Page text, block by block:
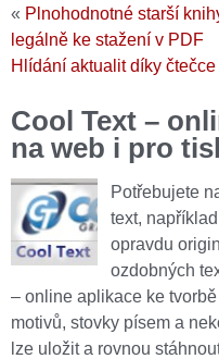
« Plnohodnotné starší
legálně ke stažení v PDF
Hlídání aktualit díky
Cool Text –
na web i pro
Potřebujete
text,
opravdu
ozdobných
– online aplikace ke
motivů, stovky písem a
lze uložit a rovnou